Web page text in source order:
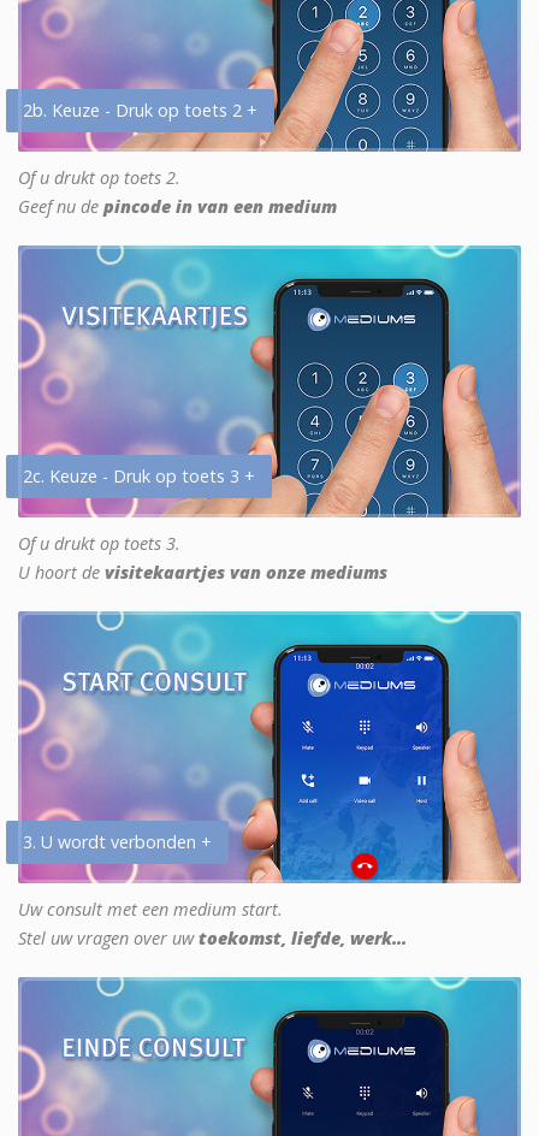
2b. Keuze - Druk op toets 2 +
Of u drukt op toets 2.
Geef nu de pincode in van een medium
2c. Keuze - Druk op toets 3 +
Of u drukt op toets 3.
U hoort de visitekaartjes van onze mediums
3. U wordt verbonden +
Uw consult met een medium start.
Stel uw vragen over uwtoekomst, liefde, werk...